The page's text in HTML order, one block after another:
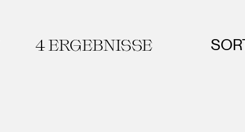
4ERGEBNISSE